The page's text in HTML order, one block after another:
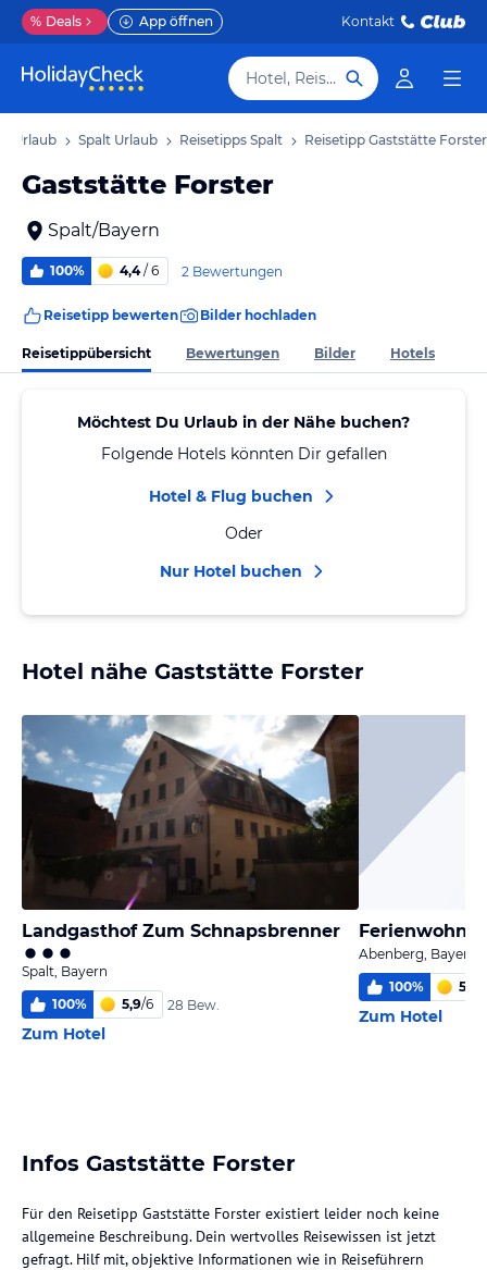
% Deals App öffnen Kontakt
Hotel, Reiseziel
Urlaub Spalt Urlaub Reisetipps Spalt Reisetipp Gaststätte Forster
Gaststätte Forster
Spalt/Bayern
100% 4,4/ 6 2 Bewertungen
Reisetipp bewerten Bilder hochladen
Reisetippübersicht Bewertungen Bilder Hotels
Möchtest Du Urlaub in der Nähe buchen?
Folgende Hotels könnten Dir gefallen
Hotel & Flug buchen
Oder
Nur Hotel buchen
Hotel nähe Gaststätte Forster
Landgasthof Zum Schnapsbrenner
Spalt, Bayern
100% 5,9/6 28 Bew.
Zum Hotel
Abenberg, Bayern
100% 5,5
Zum Hotel
Infos Gaststätte Forster
Für den Reisetipp Gaststätte Forster existiert leider noch keine
allgemeine Beschreibung. Dein wertvolles Reisewissen ist jetzt
gefragt. Hilf mit, objektive Informationen wie in Reiseführern